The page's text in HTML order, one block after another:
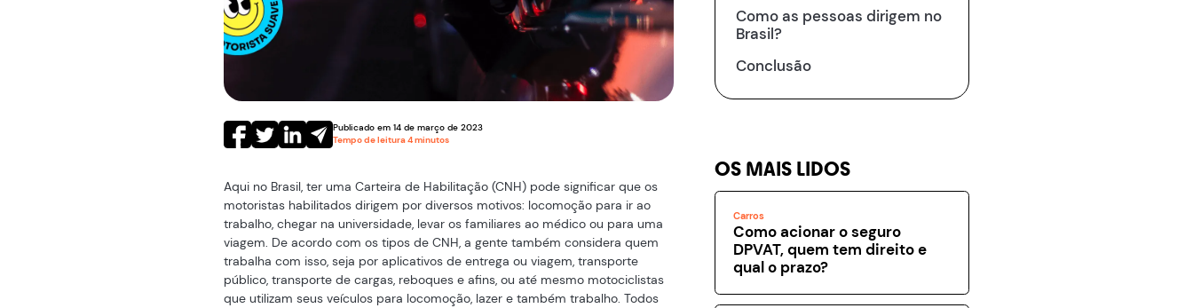
Publicado em14 demarço de2023
Tempo de leitura4minutos
Aqui no Brasil, ter uma Carteira de Habilitação (CNH) pode significar que os
motoristas habilitados dirigem por diversos motivos: locomoção para ir ao
trabalho, chegar na universidade, levar os familiares ao médico ou para uma
viagem. De acordo com os tipos de CNH, a gente também considera quem
trabalha com isso, seja por aplicativos de entrega ou viagem, transporte
público, transporte de cargas, reboques e afins, ou até mesmo motociclistas
que utilizam seus veículos para locomoção, lazer e também trabalho. Todos
Como as pessoas dirigem no
Brasil?
Conclusão
OS MAIS LIDOS
Carros
Como acionar o seguro
DPVAT, quem tem direito e
qual o prazo?